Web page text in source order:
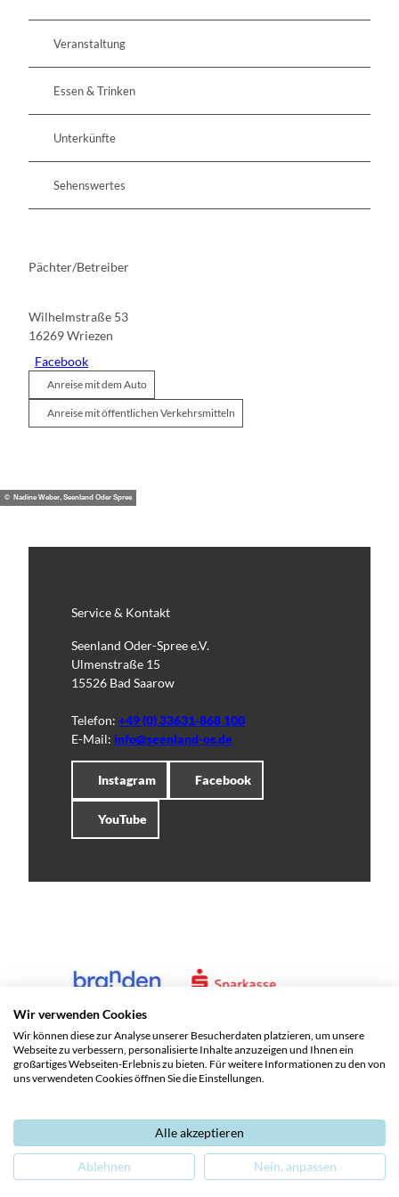
Veranstaltung
Essen & Trinken
Unterkünfte
Sehenswertes
Pächter/Betreiber
Wilhelmstraße 53
16269Wriezen
Facebook
Anreise mit dem Auto
Anreise mit öffentlichen Verkehrsmitteln
© Nadine Weber, Seenland Oder Spree
Service & Kontakt
Seenland Oder-Spree e.V.
Ulmenstraße 15
15526 Bad Saarow
Telefon: +49 (0) 33631-868 100
E-Mail: info@seenland-os.de
Instagram Facebook
YouTube
Service und Kontakte
Datenschutz
Barrierefreiheit
Leichte Sprache
Wir verwenden Cookies
Wir können diese zur Analyse unserer Besucherdaten platzieren, um unsere
Webseite zu verbessern, personalisierte Inhalte anzuzeigen und Ihnen ein
großartiges Webseiten-Erlebnis zu bieten. Für weitere Informationen zu den von
uns verwendeten Cookies öffnen Sie die Einstellungen.
Alle akzeptieren
Ablehnen Nein, anpassen